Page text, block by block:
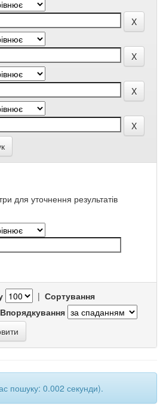
для уточнення результатів
| Сортування
Впорядкування
пошуку: 0.002 секунди).